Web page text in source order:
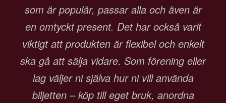
som är populär, passar alla och även är
en omtyckt present. Det har också varit
viktigt att produkten är flexibel och enkelt
ska gå att sälja vidare. Som förening eller
lag väljer ni själva hur ni vill använda
biljetten – köp till eget bruk, anordna